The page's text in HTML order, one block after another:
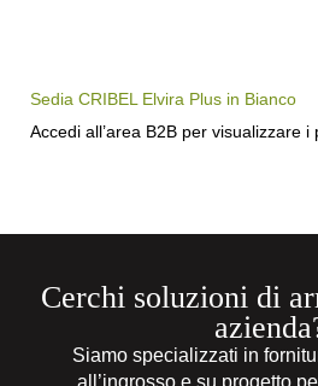
Sedia CRIBEL Elvira Plus in Bianco
Accedi all’area B2B per visualizzare i
Cerchi soluzioni di
Siamo specializzati in